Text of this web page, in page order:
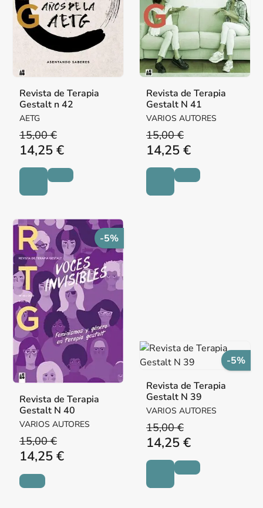
Revista de Terapia
Gestalt n 42
AETG
15,00 €
14,25 €
Revista de Terapia
Gestalt N 41
VARIOS AUTORES
15,00 €
14,25 €
-5%
Revista de Terapia
Gestalt N 40
VARIOS AUTORES
15,00 €
14,25 €
-5%
Revista de Terapia
Gestalt N 39
VARIOS AUTORES
15,00 €
14,25 €